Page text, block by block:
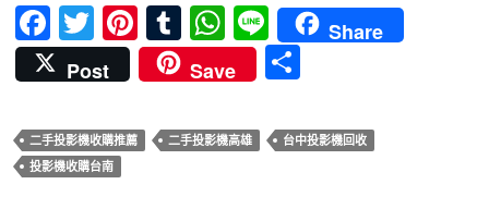
F
ac
e
b
o
T
w
itt
er
Pi
nt
er
es
t
T
u
m
bl
r
W
h
at
s
A
Li
n
e
Share
Post
Save
二手投影機收購推薦 二手投影機高雄
台中投影機回收
投影機收購台南